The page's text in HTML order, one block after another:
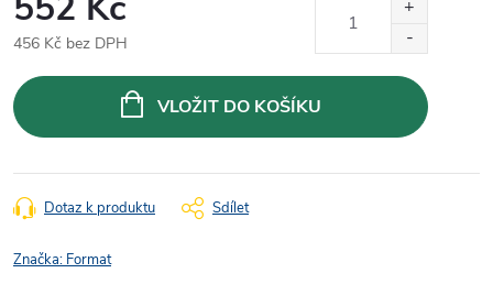
456 Kč bez DPH
cena:
VLOŽIT DO KOŠÍKU
Dotaz k produktu Sdílet
Značka: Format